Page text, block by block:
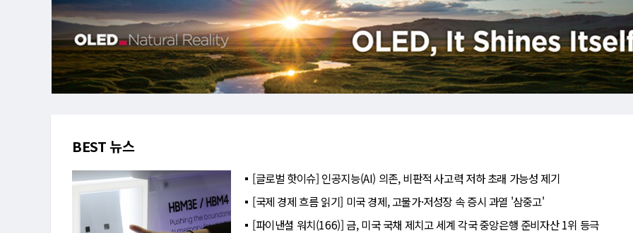
BEST 뉴스
[글로벌 핫이슈] 인공지능(AI) 의존, 비판적 사고력 저하 초래 가능성 제기
[국제 경제 흐름 읽기] 미국 경제, 고물가·저성장 속 증시 과열 '삼중고'
[파이낸셜 워치(166)] 금, 미국 국채 제치고 세계 각국 중앙은행 준비자산 1위 등극